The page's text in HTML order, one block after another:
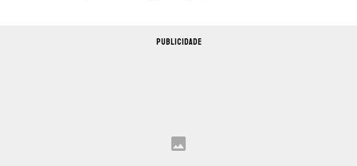
PUBLICIDADE